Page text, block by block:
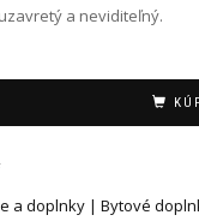
a neviditeľný.
a doplnky | Bytové